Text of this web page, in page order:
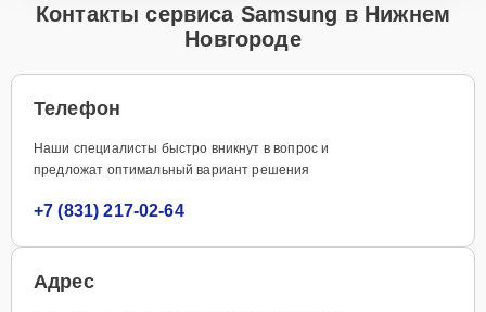
Контакты сервиса Samsung в Нижнем
Новгороде
Телефон
Наши специалисты быстро вникнут в вопрос и
предложат оптимальный вариант решения
+7 (831) 217-02-64
Адрес